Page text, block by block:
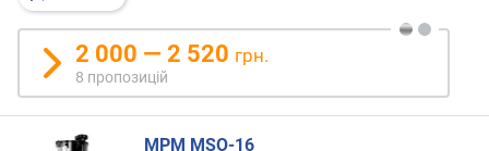
н
с
2 000 — 2 520 грн.
8 пропозицій
MPM MSO-16